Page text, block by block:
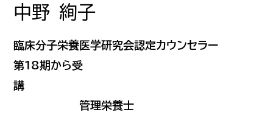
中野 絢子
臨床分子栄養医学研究会認定カウンセラー
第18期から受
講
管理栄養士